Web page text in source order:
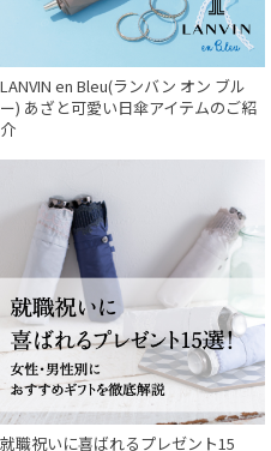
LANVIN en Bleu(ランバン オン ブル
ー) あざと可愛い日傘アイテムのご紹
介
就職祝いに喜ばれるプレゼント15